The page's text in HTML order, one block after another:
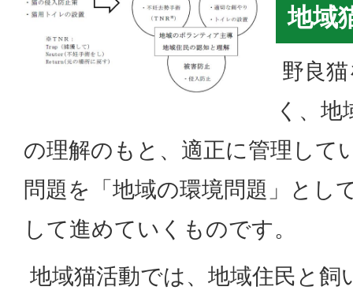
地域
野良
く、地
の理解のもと、適正に管理して
問題を「地域の環境問題」とし
して進めていくものです。
地域猫活動では、地域住民と